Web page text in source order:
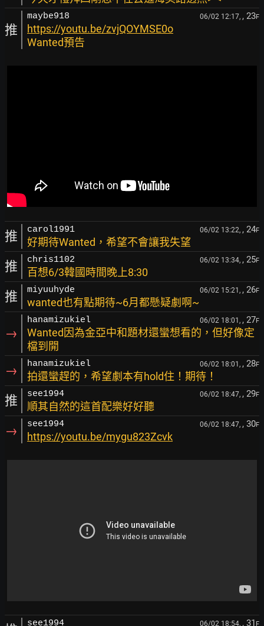
推
maybe918 06/02 12:17, , 23F
https://youtu.be/zvjQOYMSE0o
Wanted預告
推 carol1991 06/02 13:22, , 24F
好期待Wanted，希望不會讓我失望
推 chris1102 06/02 13:34, , 25F
百想6/3韓國時間晚上8:30
推 miyuuhyde 06/02 15:21, , 26F
wanted也有點期待~6月都懸疑劇啊~
→
hanamizukiel 06/02 18:01, , 27F
Wanted因為金亞中和題材還蠻想看的，但好像定
檔到開
→ hanamizukiel 06/02 18:01, , 28F
拍還蠻趕的，希望劇本有hold住！期待！
推 see1994 06/02 18:47, , 29F
順其自然的這首配樂好好聽
→ see1994 06/02 18:47, , 30F
https://youtu.be/mygu823Zcvk
see1994 06/02 18:54, , 31 F